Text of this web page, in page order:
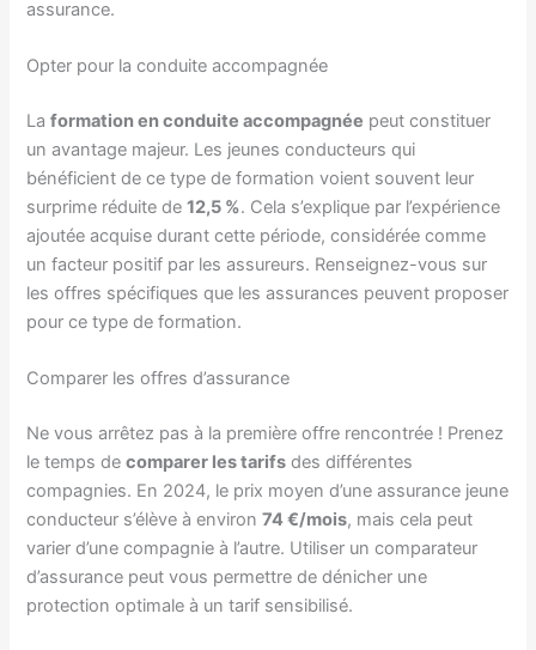
assurance.
Opter pour la conduite accompagnée
Laformation en conduite accompagnée peut constituer
un avantage majeur. Les jeunes conducteurs qui
bénéficient de ce type de formation voient souvent leur
surprime réduite de12,5 %. Cela s’explique par l’expérience
ajoutée acquise durant cette période, considérée comme
un facteur positif par les assureurs. Renseignez-vous sur
les offres spécifiques que les assurances peuvent proposer
pour ce type de formation.
Comparer les offres d’assurance
Ne vous arrêtez pas à la première offre rencontrée ! Prenez
le temps decomparer les tarifs des différentes
compagnies. En 2024, le prix moyen d’une assurance jeune
conducteur s’élève à environ74 €/mois, mais cela peut
varier d’une compagnie à l’autre. Utiliser un comparateur
d’assurance peut vous permettre de dénicher une
protection optimale à un tarif sensibilisé.